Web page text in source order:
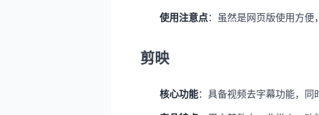
使用注意点：虽然是网页版使用方便
剪映
核心功能：具备视频去字幕功能，同